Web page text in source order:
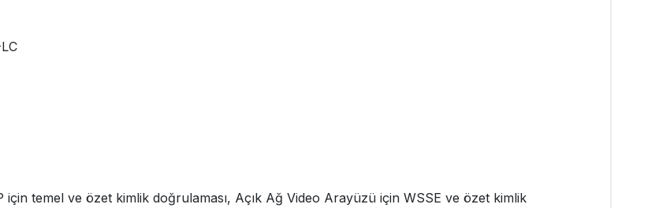
temel ve özet kimlik doğrulaması, Açık Ağ Video Arayüzü için WSSE ve özet kimlik